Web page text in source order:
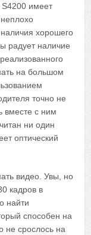
имеет
хорошего
радует наличие
на большом
точно не
вместе с ним
ни один
оптический
видео. Увы, но
кадров в
найти
способен на
не срослось на